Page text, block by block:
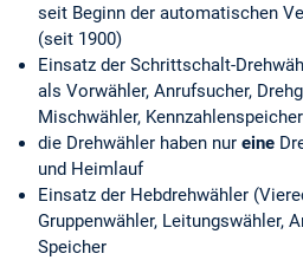
seit Beginn der automatischen
(seit 1900)
Einsatz der Schrittschalt-
als Vorwähler, Anrufsucher,
Mischwähler, Kennzahlenspeicher
die Drehwähler haben nur eine
und Heimlauf
Einsatz der Hebdrehwähler
Gruppenwähler, Leitungswähler,
Speicher